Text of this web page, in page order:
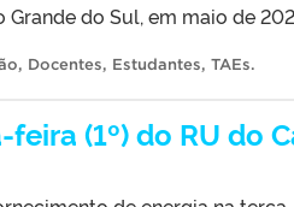
do Sul, em maio de
, Docentes, Estudantes, TAEs.
(1º) do RU do